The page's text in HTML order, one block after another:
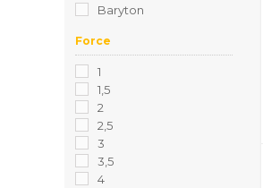
Baryton
Force
1
1,5
2
2,5
3
3,5
4